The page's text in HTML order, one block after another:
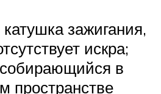
зажигания,
искра;
в
пространстве